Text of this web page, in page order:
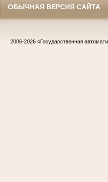
ОБЫЧНАЯ ВЕРСИЯ САЙТА
2006-2026 «Государственная